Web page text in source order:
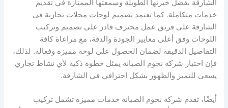
الشارقة بفضل خبرتها الطويلة وسمعتها الممتازة في تقديم
خدمات متكاملة. كما تعتمد تصميم لوحات محلات تجارية في
الشارقة على فريق عمل محترف قادر على تصميم وتركيب
اللوحات وفق أعلى معايير الجودة والدقة، مع مراعاة كافة
التفاصيل الدقيقة لضمان الحصول على لوحة مميزة وفعالة. لذلك،
فإن اختيار شركة نجوم الصيانة يمثل خطوة ذكية لأي نشاط تجاري
يسعى للتميز والظهور بشكل احترافي في الشارقة.
أيضًا، تقدم شركة نجوم الصيانة خدمات مميزة تشمل تركيب